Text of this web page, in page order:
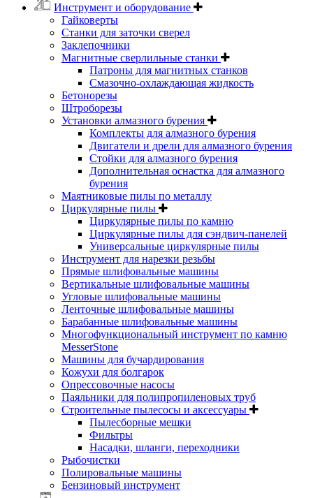
Инструмент и оборудование
Гайковерты
Станки для заточки сверел
Заклепочники
Магнитные сверлильные станки
Патроны для магнитных станков
Смазочно-охлаждающая жидкость
Бетонорезы
Штроборезы
Установки алмазного бурения
Комплекты для алмазного бурения
Двигатели и дрели для алмазного бурения
Стойки для алмазного бурения
Дополнительная оснастка для алмазного
бурения
Маятниковые пилы по металлу
Циркулярные пилы
Циркулярные пилы по камню
Циркулярные пилы для сэндвич-панелей
Универсальные циркулярные пилы
Инструмент для нарезки резьбы
Прямые шлифовальные машины
Вертикальные шлифовальные машины
Угловые шлифовальные машины
Ленточные шлифовальные машины
Барабанные шлифовальные машины
Многофункциональный инструмент по камню
MesserStone
Машины для бучардирования
Кожухи для болгарок
Опрессовочные насосы
Паяльники для полипропиленовых труб
Строительные пылесосы и аксессуары
Пылесборные мешки
Фильтры
Насадки, шланги, переходники
Рыбочистки
Полировальные машины
Бензиновый инструмент